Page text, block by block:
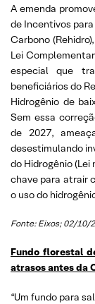
A emenda
de Incentivos
Carbono
Lei
especial que
beneficiários do
Hidrogênio de
Sem essa
de 2027,
desestimulando
do Hidrogênio (Lei
chave para atrair
o uso do
Fonte: Eixos; 02/10/
Fundo florestal
atrasos antes da
“Um fundo para